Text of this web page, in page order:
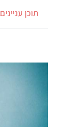
תוכן עניינים